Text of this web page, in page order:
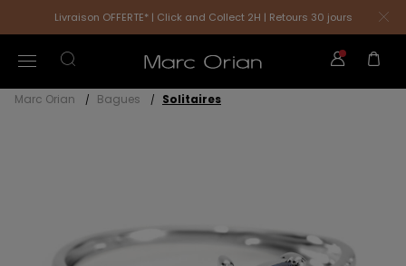
Livraison OFFERTE* | Click and Collect 2H | Retours 30 jours
Marc Orian Bagues Solitaires